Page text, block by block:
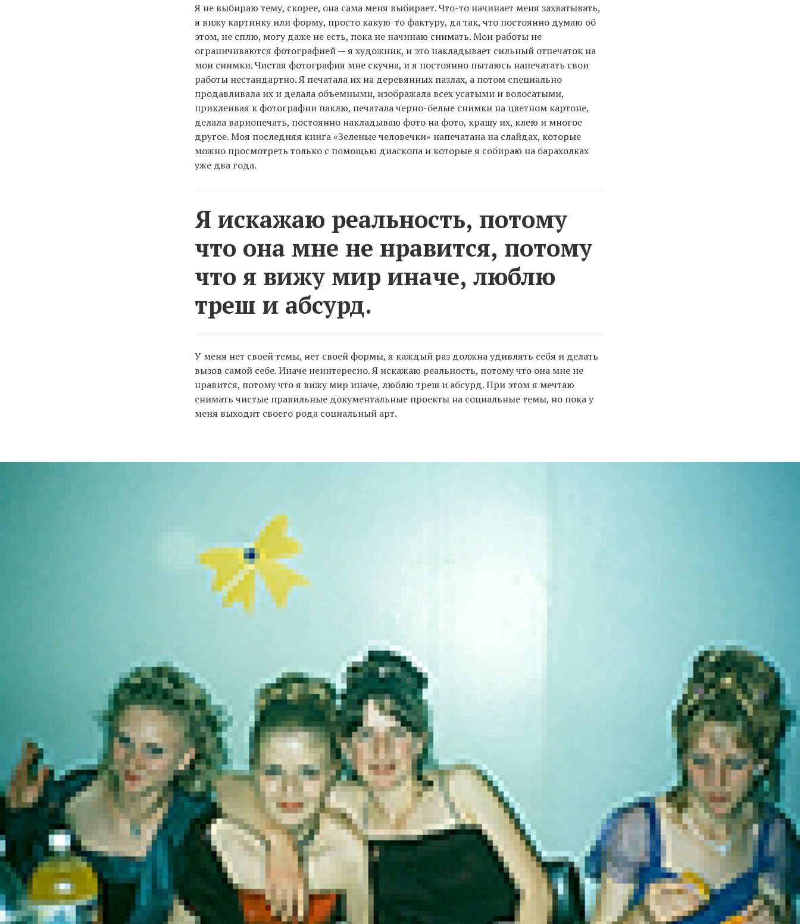
Я не выбираю тему, скорее, она сама меня выбирает. Что-то начинает меня захватывать,
я вижу картинку или форму, просто какую-то фактуру, да так, что постоянно думаю об
этом, не сплю, могу даже не есть, пока не начинаю снимать. Мои работы не
ограничиваются фотографией — я художник, и это накладывает сильный отпечаток на
мои снимки. Чистая фотография мне скучна, и я постоянно пытаюсь напечатать свои
работы нестандартно. Я печатала их на деревянных пазлах, а потом специально
продавливала их и делала объемными, изображала всех усатыми и волосатыми,
приклеивая к фотографии паклю, печатала черно-белые снимки на цветном картоне,
делала вариопечать, постоянно накладываю фото на фото, крашу их, клею и многое
другое. Моя последняя книга «Зеленые человечки» напечатана на слайдах, которые
можно просмотреть только с помощью диаскопа и которые я собираю на барахолках
уже два года.
Я искажаю реальность, потому
что она мне не нравится, потому
что я вижу мир иначе, люблю
треш и абсурд.
У меня нет своей темы, нет своей формы, я каждый раз должна удивлять себя и делать
вызов самой себе. Иначе неинтересно. Я искажаю реальность, потому что она мне не
нравится, потому что я вижу мир иначе, люблю треш и абсурд. При этом я мечтаю
снимать чистые правильные документальные проекты на социальные темы, но пока у
меня выходит своего рода социальный арт.